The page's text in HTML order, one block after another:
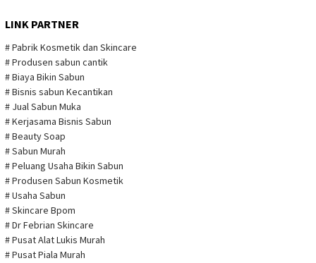
LINK PARTNER
# Pabrik Kosmetik dan Skincare
# Produsen sabun cantik
# Biaya Bikin Sabun
# Bisnis sabun Kecantikan
# Jual Sabun Muka
# Kerjasama Bisnis Sabun
# Beauty Soap
# Sabun Murah
# Peluang Usaha Bikin Sabun
# Produsen Sabun Kosmetik
# Usaha Sabun
# Skincare Bpom
# Dr Febrian Skincare
# Pusat Alat Lukis Murah
# Pusat Piala Murah